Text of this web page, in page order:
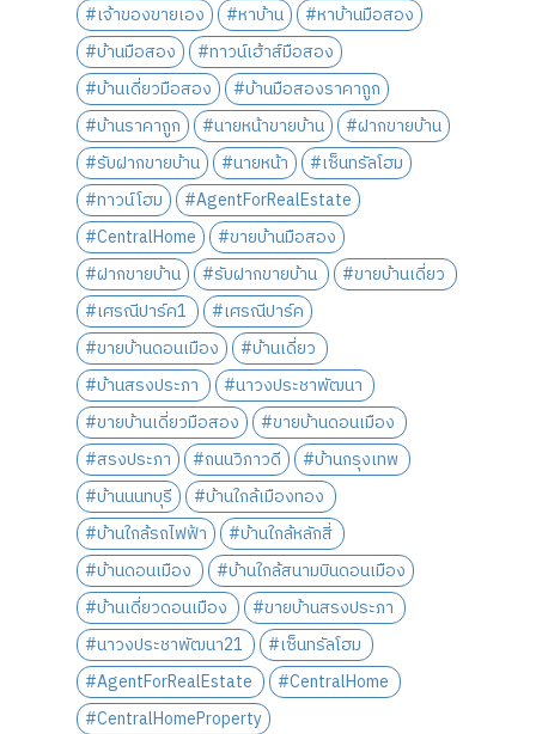
#เจ้าของขายเอง #หาบ้าน
#หาบ้านมือสอง
#บ้านมือสอง
#ทาวน์เฮ้าส์มือสอง
#บ้านเดี่ยวมือสอง
#บ้านมือสองราคาถูก
#บ้านราคาถูก
#นายหน้าขายบ้าน
#ฝากขายบ้าน
#รับฝากขายบ้าน
#นายหน้า
#เซ็นทรัลโฮม
#ทาวน์โฮม
#AgentForRealEstate
#CentralHome
#ขายบ้านมือสอง
#ฝากขายบ้าน
#รับฝากขายบ้าน
#ขายบ้านเดี่ยว
#เศรณีปาร์ค1
#เศรณีปาร์ค
#ขายบ้านดอนเมือง
#บ้านเดี่ยว
#บ้านสรงประภา
#นาวงประชาพัฒนา
#ขายบ้านเดี่ยวมือสอง
#ขายบ้านดอนเมือง
#สรงประภา
#ถนนวิภาวดี
#บ้านกรุงเทพ
#บ้านนนทบุรี
#บ้านใกล้เมืองทอง
#บ้านใกล้รถไฟฟ้า
#บ้านใกล้หลักสี่
#บ้านดอนเมือง
#บ้านใกล้สนามบินดอนเมือง
#บ้านเดี่ยวดอนเมือง
#ขายบ้านสรงประภา
#นาวงประชาพัฒนา21
#เซ็นทรัลโฮม
#AgentForRealEstate
#CentralHome
#CentralHomeProperty